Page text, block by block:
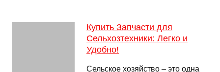
Купить Запчасти для
Сельхозтехники: Легко и
Удобно!
Сельское хозяйство – это одна